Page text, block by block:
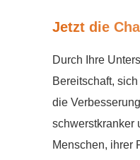
Jetzt die
Durch Ihre
Bereitschaft,
die
schwerstkranker
Menschen, ihrer